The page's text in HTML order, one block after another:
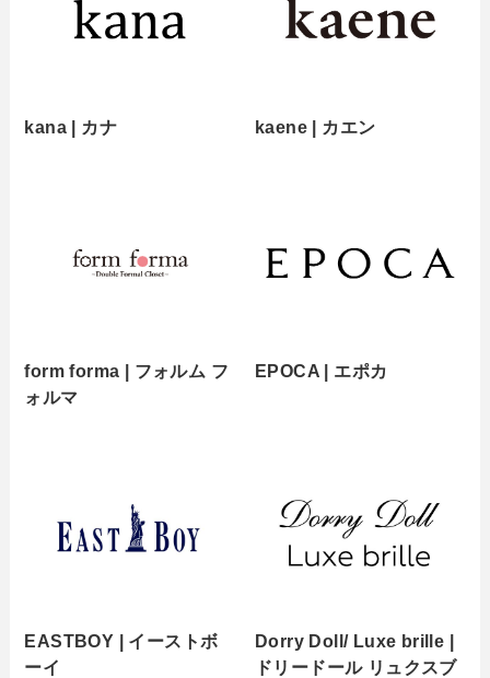
kana | カナ kaene | カエン
form forma | フォルム フ
ォルマ
EPOCA | エポカ
EASTBOY | イーストボ
ーイ
Dorry Doll/ Luxe brille |
ドリードール リュクスブ